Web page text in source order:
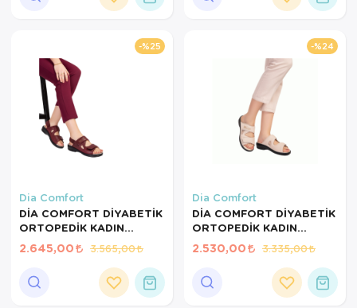
Dia Comfort
DİA COMFORT DİYABETİK
ORTOPEDİK KADIN
SANDALET BORDO-38
NUMARA
2.645,00 3.565,00
%25
Dia Comfort
DİA COMFORT DİYABETİK
ORTOPEDİK KADIN
TERLİK KREM-38 NUMARA
2.530,00 3.335,00
%24